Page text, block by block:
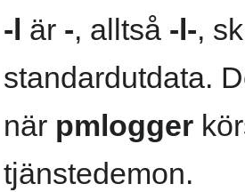
-l är -, alltså -l-,
standardutdata.
när pmlogger
tjänstedemon.